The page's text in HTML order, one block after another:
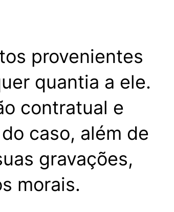
provenientes
quantia a ele.
contratual e
caso, além de
gravações,
morais.